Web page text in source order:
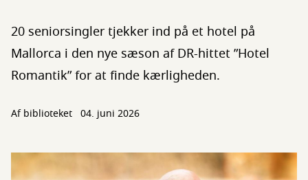
20 seniorsingler tjekker ind på et hotel på
Mallorca i den nye sæson af DR-hittet ”Hotel
Romantik” for at finde kærligheden.
Af biblioteket 04. juni 2026